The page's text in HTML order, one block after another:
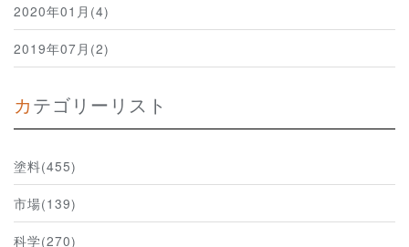
2020年01月(4)
2019年07月(2)
カテゴリーリスト
塗料(455)
市場(139)
科学(270)